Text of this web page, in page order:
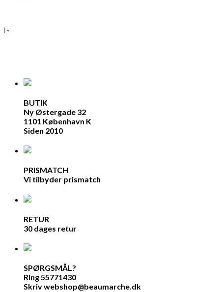
-
BUTIK
Ny Østergade 32
1101 København K
Siden 2010
PRISMATCH
Vi tilbyder prismatch
RETUR
30 dages retur
SPØRGSMÅL?
Ring 55771430
Skriv webshop@beaumarche.dk